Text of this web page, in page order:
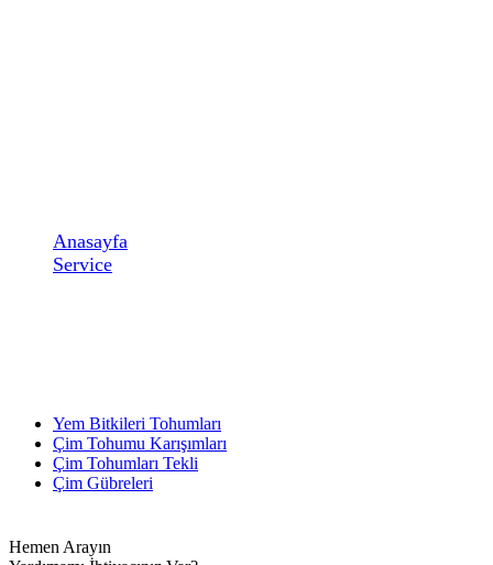
Anasayfa
Service
Yem Bitkileri Tohumları
Çim Tohumu Karışımları
Çim Tohumları Tekli
Çim Gübreleri
Hemen Arayın